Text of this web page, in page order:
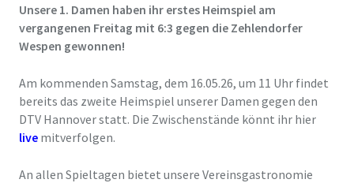
Unsere 1. Damen haben ihr erstes Heimspielam
vergangenen Freitag mit 6:3 gegen die Zehlendorfer
Wespen gewonnen!
Am kommenden Samstag, dem 16.05.26, um 11 Uhr findet
bereits das zweite Heimspiel unserer Damen gegen den
DTV Hannover statt. Die Zwischenstände könnt ihr hier
live mitverfolgen.
An allen Spieltagen bietet unsere Vereinsgastronomie